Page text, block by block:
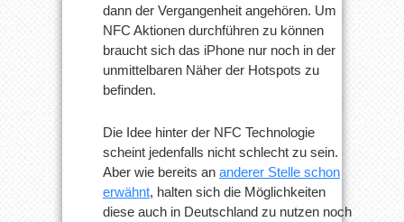
dann der Vergangenheit angehören. Um
NFC Aktionen durchführen zu können
braucht sich das iPhone nur noch in der
unmittelbaren Näher der Hotspots zu
befinden.
Die Idee hinter der NFC Technologie
scheint jedenfalls nicht schlecht zu sein.
Aber wie bereits an anderer Stelle schon
erwähnt, halten sich die Möglichkeiten
diese auch in Deutschland zu nutzen noch